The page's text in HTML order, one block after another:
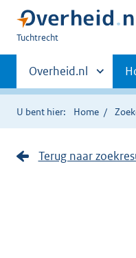
U
hier:
Tuchtrecht
Primaire
navigatie
Andere
sites
binnen
Overheid.nl
U bent hier: Home
Terug naar